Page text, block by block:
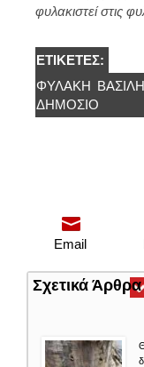
φυλακιστεί στις
ΕΤΙΚΈΤΕΣ:
ΦΥΛΑΚΉ
ΔΗΜΌΣΙΟ
Email
Σχετικά Άρθρα